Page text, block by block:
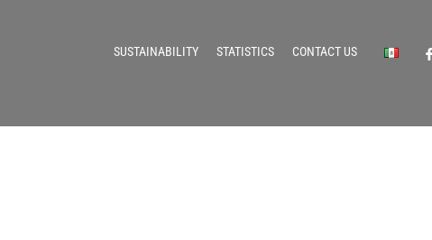
SUSTAINABILITY STATISTICS CONTACT US